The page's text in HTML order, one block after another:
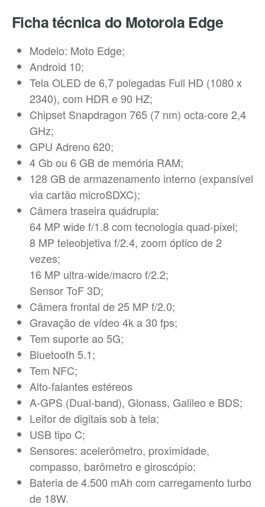
Ficha técnica do Motorola Edge
Modelo: Moto Edge;
Android 10;
Tela OLED de 6,7 polegadas Full HD (1080 x
2340), com HDR e 90 HZ;
Chipset Snapdragon 765 (7 nm) octa-core 2,4
GHz;
GPU Adreno 620;
4 Gb ou 6 GB de memória RAM;
128 GB de armazenamento interno (expansível
via cartão microSDXC);
Câmera traseira quádrupla:
64 MP wide f/1.8 com tecnologia quad-pixel;
8 MP teleobjetiva f/2.4, zoom óptico de 2
vezes;
16 MP ultra-wide/macro f/2.2;
Sensor ToF 3D;
Câmera frontal de 25 MP f/2.0;
Gravação de vídeo 4k a 30 fps;
Tem suporte ao 5G;
Bluetooth 5.1;
Tem NFC;
Alto-falantes estéreos
A-GPS (Dual-band), Glonass, Galileo e BDS;
Leitor de digitais sob à tela;
USB tipo C;
Sensores: acelerômetro, proximidade,
compasso, barômetro e giroscópio;
Bateria de 4.500 mAh com carregamento turbo
de 18W.